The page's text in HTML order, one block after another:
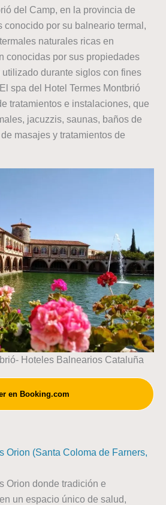
del Camp, en la provincia de
conocido por su balneario termal,
naturales ricas en
conocidas por sus propiedades
durante siglos con fines
spa del Hotel Termes Montbrió
tratamientos e instalaciones, que
jacuzzis, saunas, baños de
masajes y tratamientos de
Hoteles Balnearios Cataluña
en Booking.com
Orion (Santa Coloma de Farners,
Orion donde tradición e
un espacio único de salud,